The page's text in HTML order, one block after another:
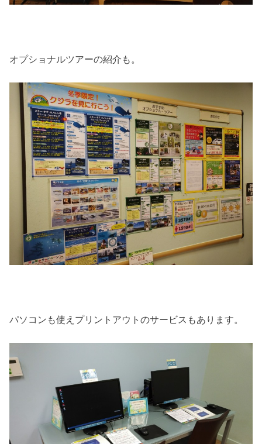
オプショナルツアーの紹介も。
パソコンも使えプリントアウトのサービスもあります。